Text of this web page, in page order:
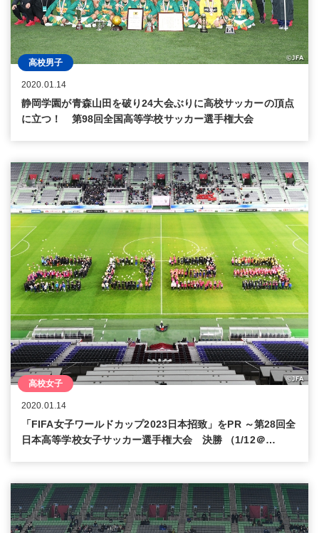
高校男子
2020.01.14
静岡学園が青森山田を破り24大会ぶりに高校サッカーの頂点
に立つ！ 第98回全国高等学校サッカー選手権大会
高校女子
2020.01.14
「FIFA女子ワールドカップ2023日本招致」をPR ～第28回全
日本高等学校女子サッカー選手権大会 決勝 （1/12＠…